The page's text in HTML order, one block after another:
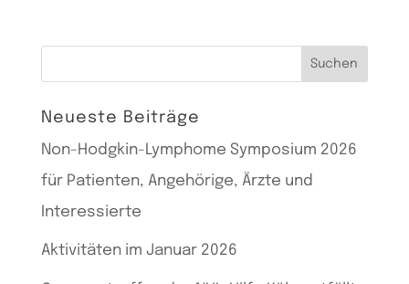
Neueste Beiträge
Non-Hodgkin-Lymphome Symposium 2026
für Patienten, Angehörige, Ärzte und
Interessierte
Aktivitäten im Januar 2026